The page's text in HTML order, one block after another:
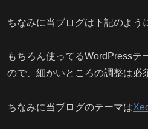
ちなみに当ブログは下記のよう
もちろん使ってるWordPressテ
ので、細かいところの調整は必
ちなみに当ブログのテーマは